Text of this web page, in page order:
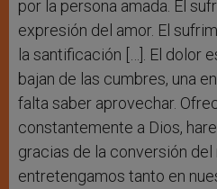
por la persona amada. El
expresión del amor. El
la santificación […]. El dolor
bajan de las cumbres, una
falta saber aprovechar.
constantemente a Dios,
gracias de la conversión del
entretengamos tanto en